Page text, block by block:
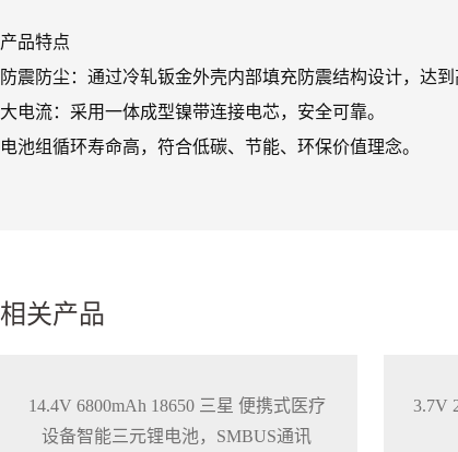
产品特点
防震防尘：通过冷轧钣金外壳内部填充防震结构设计，达到
大电流：采用一体成型镍带连接电芯，安全可靠。
电池组循环寿命高，符合低碳、节能、环保价值理念。
相关产品
14.4V 6800mAh 18650 三星 便携式医疗
设备智能三元锂电池，SMBUS通讯
3.7V